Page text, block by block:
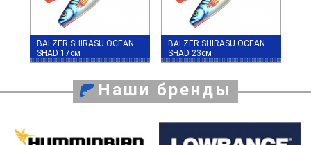
BALZER SHIRASU OCEAN
SHAD 17см
BALZER SHIRASU OCEAN
SHAD 23см
Наши бренды